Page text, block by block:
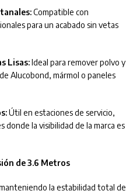
Compatible con
para un acabado sin vetas
Lisas:Ideal para remover polvo y
Alucobond, mármol o paneles
Útil en estaciones de servicio,
donde la visibilidad de la marca es
de 3.6 Metros
la estabilidad total de